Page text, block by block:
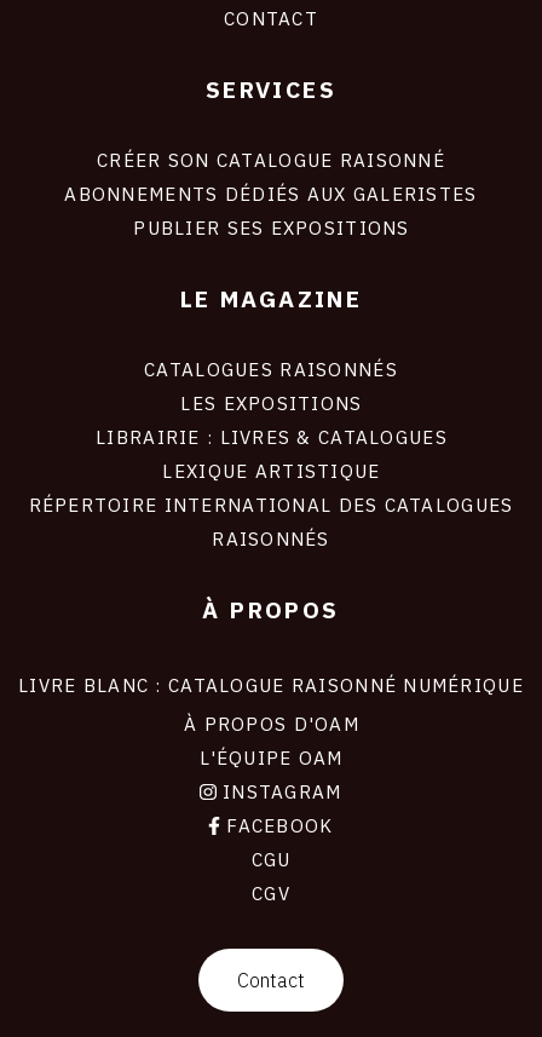
CONTACT
SERVICES
CRÉER SON CATALOGUE RAISONNÉ
ABONNEMENTS DÉDIÉS AUX GALERISTES
PUBLIER SES EXPOSITIONS
LE MAGAZINE
CATALOGUES RAISONNÉS
LES EXPOSITIONS
LIBRAIRIE : LIVRES & CATALOGUES
LEXIQUE ARTISTIQUE
RÉPERTOIRE INTERNATIONAL DES CATALOGUES
RAISONNÉS
À PROPOS
LIVRE BLANC : CATALOGUE RAISONNÉ NUMÉRIQUE
À PROPOS D'OAM
L'ÉQUIPE OAM
INSTAGRAM
FACEBOOK
CGU
CGV
Contact